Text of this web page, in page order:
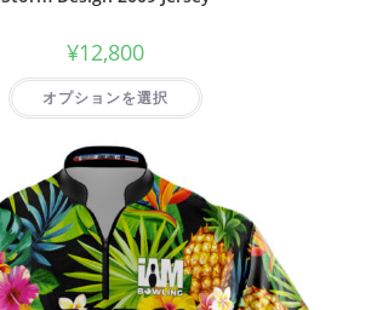
¥12,800
オプションを選択